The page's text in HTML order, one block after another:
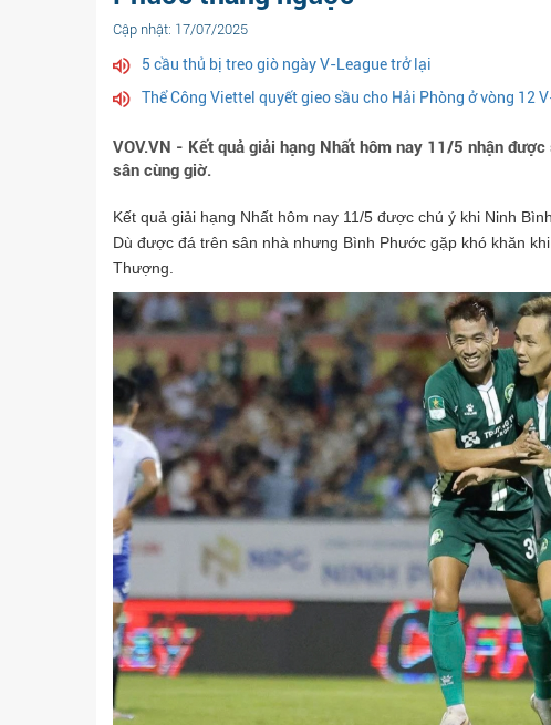
Cập nhật: 17/07/2025
5 cầu thủ bị treo giò ngày V-League trở lại
Thể Công Viettel quyết gieo sầu cho Hải Phòng ở vòng 12
VOV.VN - Kết quả giải hạng Nhất hôm nay 11/5 nhận
sân cùng giờ.
Kết quả giải hạng Nhất hôm nay 11/5 được chú ý khi Ninh
Dù được đá trên sân nhà nhưng Bình Phước gặp khó khăn
Thượng.